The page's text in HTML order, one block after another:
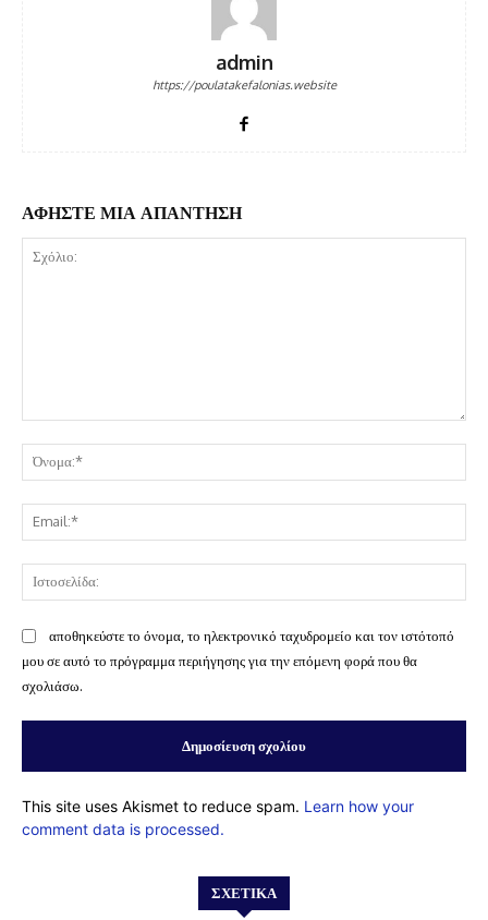
admin
https://poulatakefalonias.website
ΑΦΗΣΤΕ ΜΙΑ ΑΠΑΝΤΗΣΗ
αποθηκεύστε το όνομα, το ηλεκτρονικό ταχυδρομείο και τον ιστότοπό
μου σε αυτό το πρόγραμμα περιήγησης για την επόμενη φορά που θα
σχολιάσω.
This site uses Akismet to reduce spam. Learn how your
comment data is processed.
ΣΧΕΤΙΚΆ